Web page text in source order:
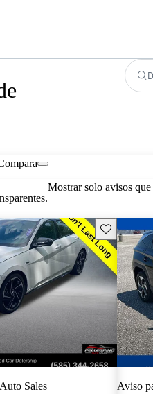
Mostrar solo avisos
Guarda este
Sales Aviso